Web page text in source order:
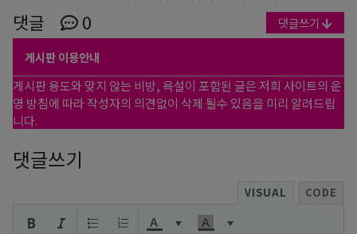
댓글 0 댓글쓰기
게시판 이용안내
게시판 용도와 맞지 않는 비방, 욕설이 포함된 글은 저희 사이트의 운
영 방침에 따라 작성자의 의견없이 삭제 될수 있음을 미리 알려드립
니다.
댓글쓰기
VISUAL CODE